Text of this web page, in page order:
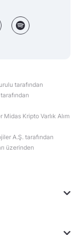
tarafından
Kripto Varlık Alım
A.Ş. tarafından
üzerinden